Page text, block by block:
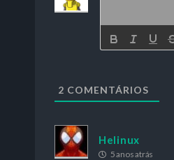
2 COMENTÁRIOS
Helinux
5 anos atrás